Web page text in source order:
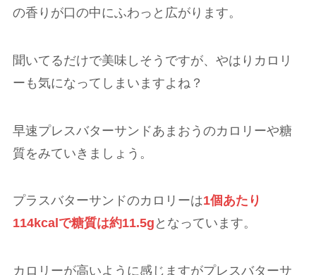
の香りが口の中にふわっと広がります。
聞いてるだけで美味しそうですが、やはりカロリ
ーも気になってしまいますよね？
早速プレスバターサンドあまおうのカロリーや糖
質をみていきましょう。
プラスバターサンドのカロリーは1個あたり
114kcalで糖質は約11.5g となっています。
カロリーが高いように感じますがプレスバターサ